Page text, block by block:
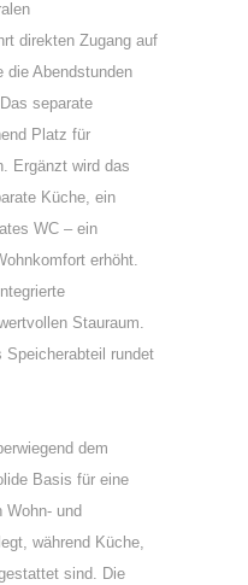
direkten Zugang auf
die Abendstunden
separate
Platz für
Ergänzt wird das
Küche, ein
WC – ein
erhöht.
Stauraum.
Speicherabteil rundet
dem
Basis für eine
Wohn- und
während Küche,
sind. Die